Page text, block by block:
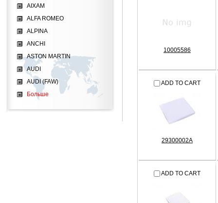
10005586
ADD TO CART
29300002A
ADD TO CART
AIXAM
ALFA ROMEO
ALPINA
ANCHI
ASTON MARTIN
AUDI
AUDI (FAW)
Больше